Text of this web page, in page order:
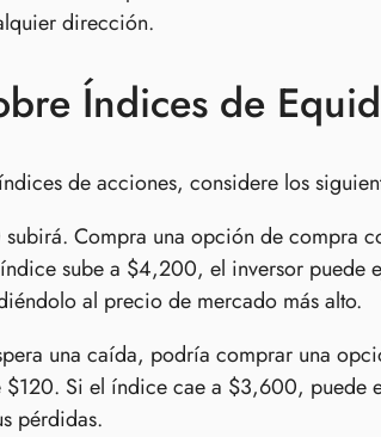
dirección.
Índices de
de acciones, considere los
subirá. Compra una opción de compra
sube a $4,200, el inversor puede
al precio de mercado más alto.
una caída, podría comprar una
Si el índice cae a $3,600, puede
pérdidas.